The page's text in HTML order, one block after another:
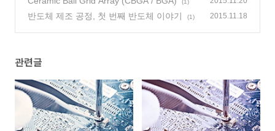
(1)
반도체 제조 공정, 첫 번째 반도체 이야기 (1) 2015.11.18
관련글